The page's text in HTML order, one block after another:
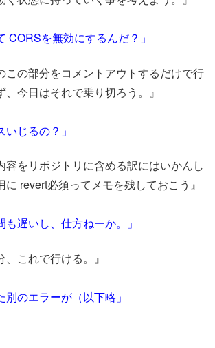
CORSを無効にするんだ？」
この部分をコメントアウトするだけで行
今日はそれで乗り切ろう。』
いじるの？」
容をリポジトリに含める訳にはいかんし
revert必須ってメモを残しておこう』
も遅いし、仕方ねーか。」
、これで行ける。』
別のエラーが（以下略」